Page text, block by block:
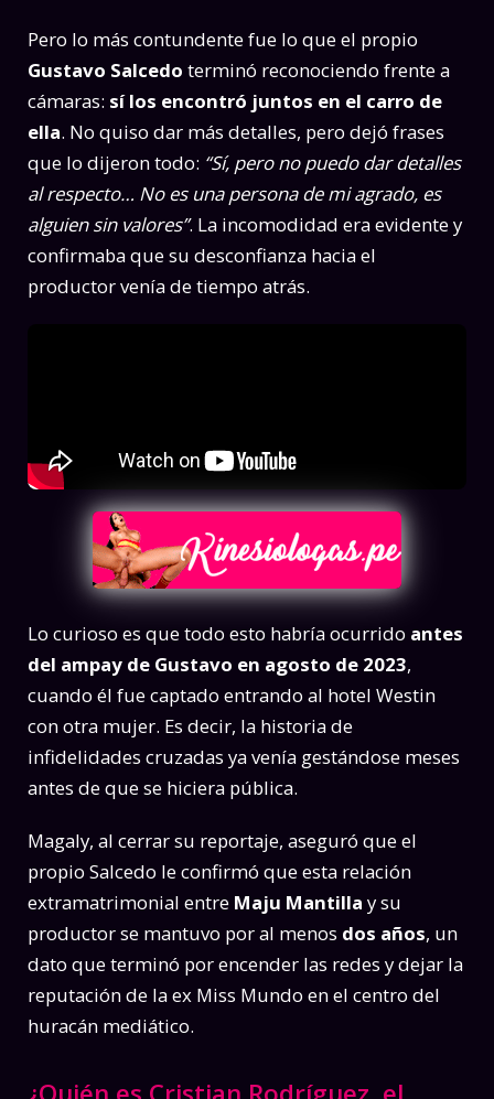
Pero lo más contundente fue lo que el propio
Gustavo Salcedo terminó reconociendo frente a
cámaras: sí los encontró juntos en el carro de
ella. No quiso dar más detalles, pero dejó frases
que lo dijeron todo: “Sí, pero no puedo dar detalles
al respecto… No es una persona de mi agrado, es
alguien sin valores”. La incomodidad era evidente y
confirmaba que su desconfianza hacia el
productor venía de tiempo atrás.
Lo curioso es que todo esto habría ocurrido antes
del ampay de Gustavo en agosto de 2023,
cuando él fue captado entrando al hotel Westin
con otra mujer. Es decir, la historia de
infidelidades cruzadas ya venía gestándose meses
antes de que se hiciera pública.
Magaly, al cerrar su reportaje, aseguró que el
propio Salcedo le confirmó que esta relación
extramatrimonial entre Maju Mantilla y su
productor se mantuvo por al menos dos años, un
dato que terminó por encender las redes y dejar la
reputación de la ex Miss Mundo en el centro del
huracán mediático.